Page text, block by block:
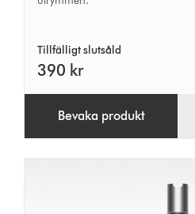
Tillfälligt slutsåld
390 kr
Bevaka produkt